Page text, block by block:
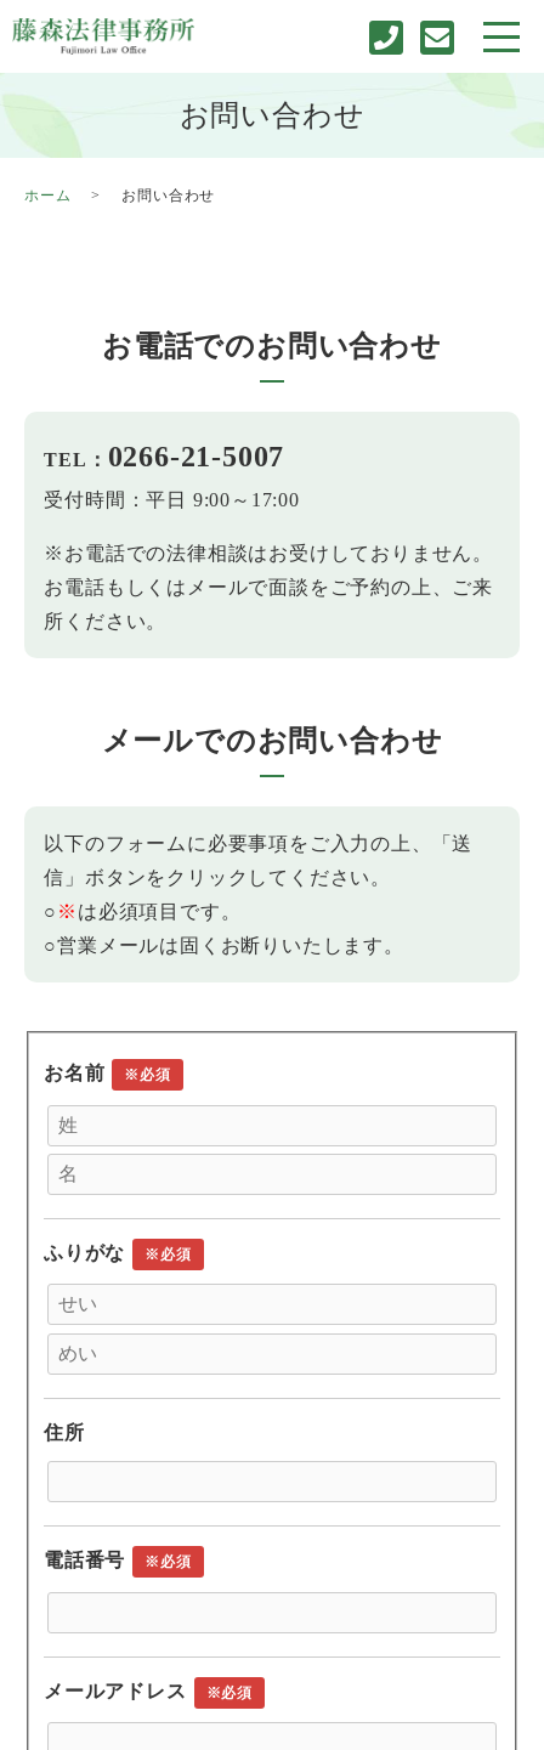
お問い合わせ
ホーム お問い合わせ
お電話でのお問い合わせ
TEL： 0266-21-5007
受付時間：平日 9:00～17:00
※お電話での法律相談はお受けしておりません。
お電話もしくはメールで面談をご予約の上、ご来
所ください。
メールでのお問い合わせ
以下のフォームに必要事項をご入力の上、「送
信」ボタンをクリックしてください。
○ ※ は必須項目です。
○営業メールは固くお断りいたします。
お名前 ※必須
ふりがな ※必須
住所
電話番号 ※必須
メールアドレス ※必須